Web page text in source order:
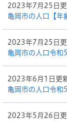
2023年7月25日
亀岡市の人口【年
2023年7月25日
亀岡市の人口令和
2023年6月1日更
亀岡市の人口令和
2023年5月26日